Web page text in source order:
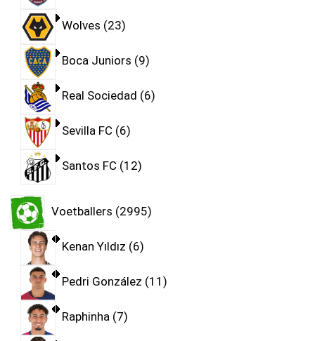
Wolves 23
Boca Juniors 9
Real Sociedad 6
Sevilla FC 6
Santos FC 12
Voetballers 2995
Kenan Yıldız 6
Pedri González 11
Raphinha 7